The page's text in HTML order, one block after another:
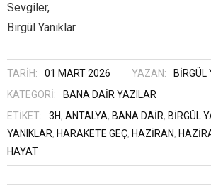
Sevgiler,
Birgül Yanıklar
TARIH: 01 MART 2026 YAZAN:
BIRGÜL
KATEGORI:
BANA DAIR YAZILAR
ETIKET:
3H, ANTALYA, BANA DAIR, BİRGÜL
YANIKLAR, HARAKETE GEÇ, HAZİRAN,
HAYAT